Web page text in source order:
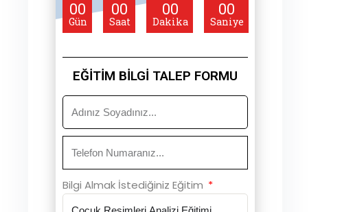
00
Gün
00
Saat
00
Dakika
00
Saniye
EĞİTİM BİLGİ TALEP FORMU
Bilgi Almak İstediğiniz Eğitim